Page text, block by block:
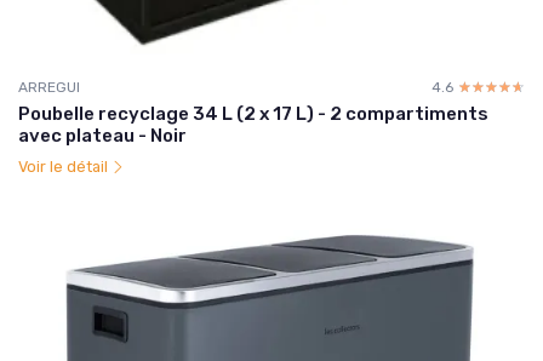
ARREGUI 4.6 ☆☆☆☆☆
★★★★★
Poubelle recyclage 34 L (2 x 17 L) - 2 compartiments
avec plateau - Noir
Voir le détail